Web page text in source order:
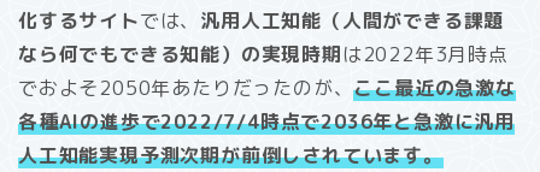
化するサイトでは、 汎用人工知能（人間ができる課題
なら何でもできる知能）の実現時期は2022年3月時点
でおよそ2050年あたりだったのが、ここ最近の急激な
各種AIの進歩で2022/7/4時点で2036年と急激に汎用
人工知能実現予測次期が前倒しされています。